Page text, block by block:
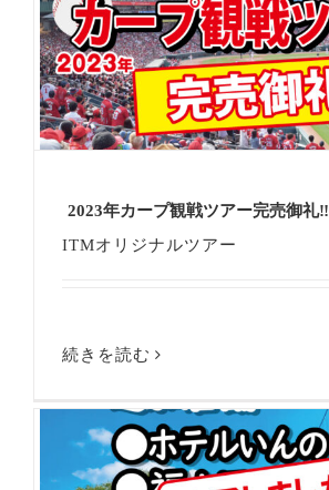
2023年カープ観戦ツアー完売御礼‼
ITMオリジナルツアー
続きを読む